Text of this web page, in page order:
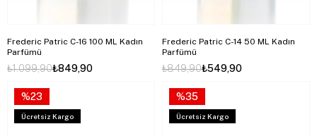
Frederic Patric C-16 100 ML Kadın
Parfümü
₺849,90
₺1.099,90
Frederic Patric C-14 50 ML Kadın
Parfümü
₺549,90
₺849,90
%23
Ücretsiz Kargo
%35
Ücretsiz Kargo